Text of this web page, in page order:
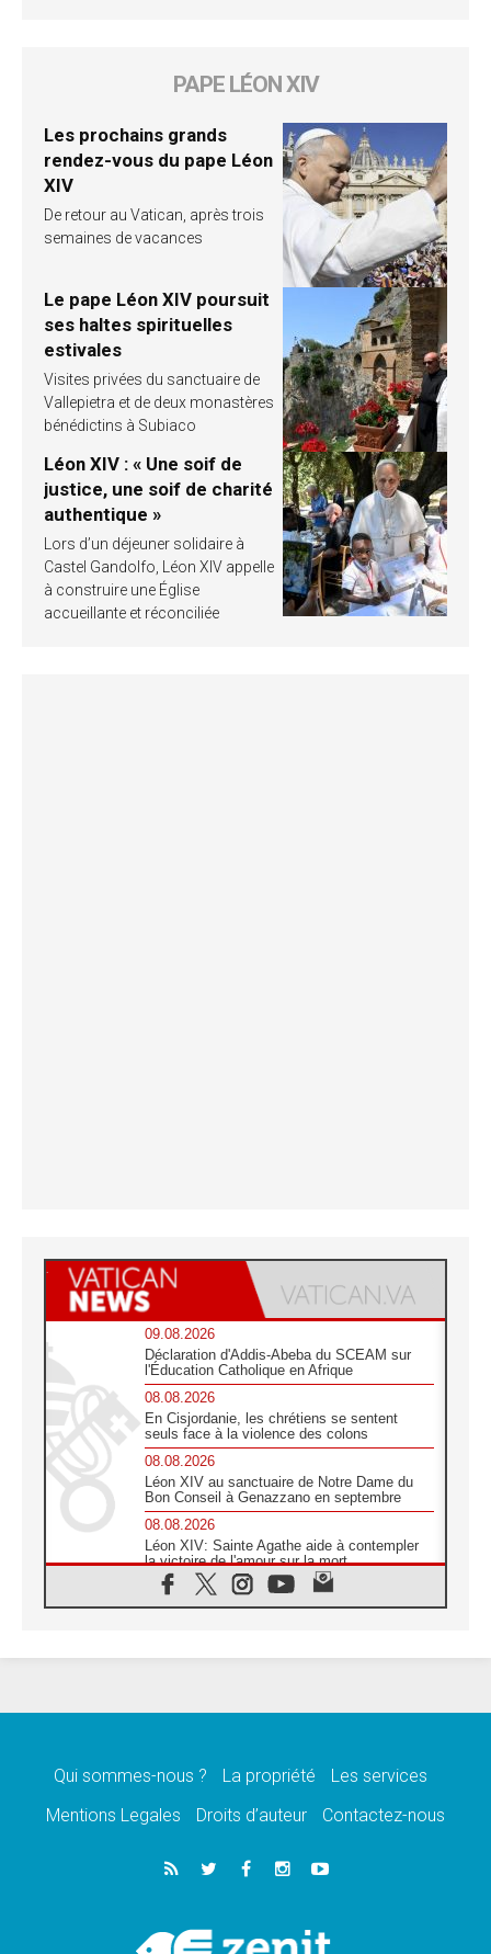
PAPE LÉON XIV
Les prochains grands
rendez-vous du pape Léon
XIV
De retour au Vatican, après trois
semaines de vacances
Le pape Léon XIV poursuit
ses haltes spirituelles
estivales
Visites privées du sanctuaire de
Vallepietra et de deux monastères
bénédictins à Subiaco
Léon XIV : « Une soif de
justice, une soif de charité
authentique »
Lors d’un déjeuner solidaire à
Castel Gandolfo, Léon XIV appelle
à construire une Église
accueillante et réconciliée
09.08.2026
Déclaration d'Addis-Abeba du SCEAM sur
l'Éducation Catholique en Afrique
08.08.2026
En Cisjordanie, les chrétiens se sentent
seuls face à la violence des colons
08.08.2026
Léon XIV au sanctuaire de Notre Dame du
Bon Conseil à Genazzano en septembre
08.08.2026
Léon XIV: Sainte Agathe aide à contempler
la victoire de l'amour sur la mort
08.08.2026
«Relancer l'empathie», le projet Triennal d'art
08.08.2026
07.08.2026
Calapan devient un diocèse
Congo-Brazzaville: le 15 août, entre solennité
de l'Assomption et mémoire nationale
«La paix commence par l'empathie» estime
le cardinal Parolin
Qui sommes-nous ? La propriété
Les services
Mentions Legales
Droits d’auteur Contactez-nous